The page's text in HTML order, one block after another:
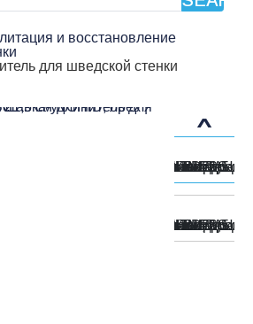
и восстановление
для шведской стенки